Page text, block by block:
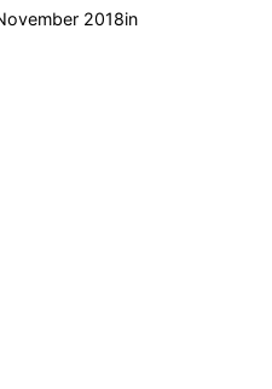
2018in